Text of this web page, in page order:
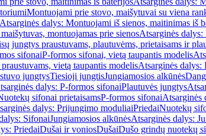
Montuojami prie stovo, maišytuvai su viena
Atsarginės dalys: Montuojami iš sienos, maitinimas iš
montuojamas prie sienosAtsarginės
jungtys praustuvams, plautuvėms, prietaisams ir
sifonaiP-formos sifonai, vietą taupantis modelis
vietą taupantis modelisAtsarginės dalys:
jungtysTiesioji jungtisJungiamosios alkūnės
dalys: P-formos sifonaiPlautuvės jungtys
sifonai prietaisamsP-formos sifonaiAtsarginės
dalys: Prijungimo moduliaiPriedaiNuotekų
SifonaiJungiamosios alkūnėsAtsarginės dalys:
PriedaiDušai ir voniosDušaiDušo grindų nuotekų